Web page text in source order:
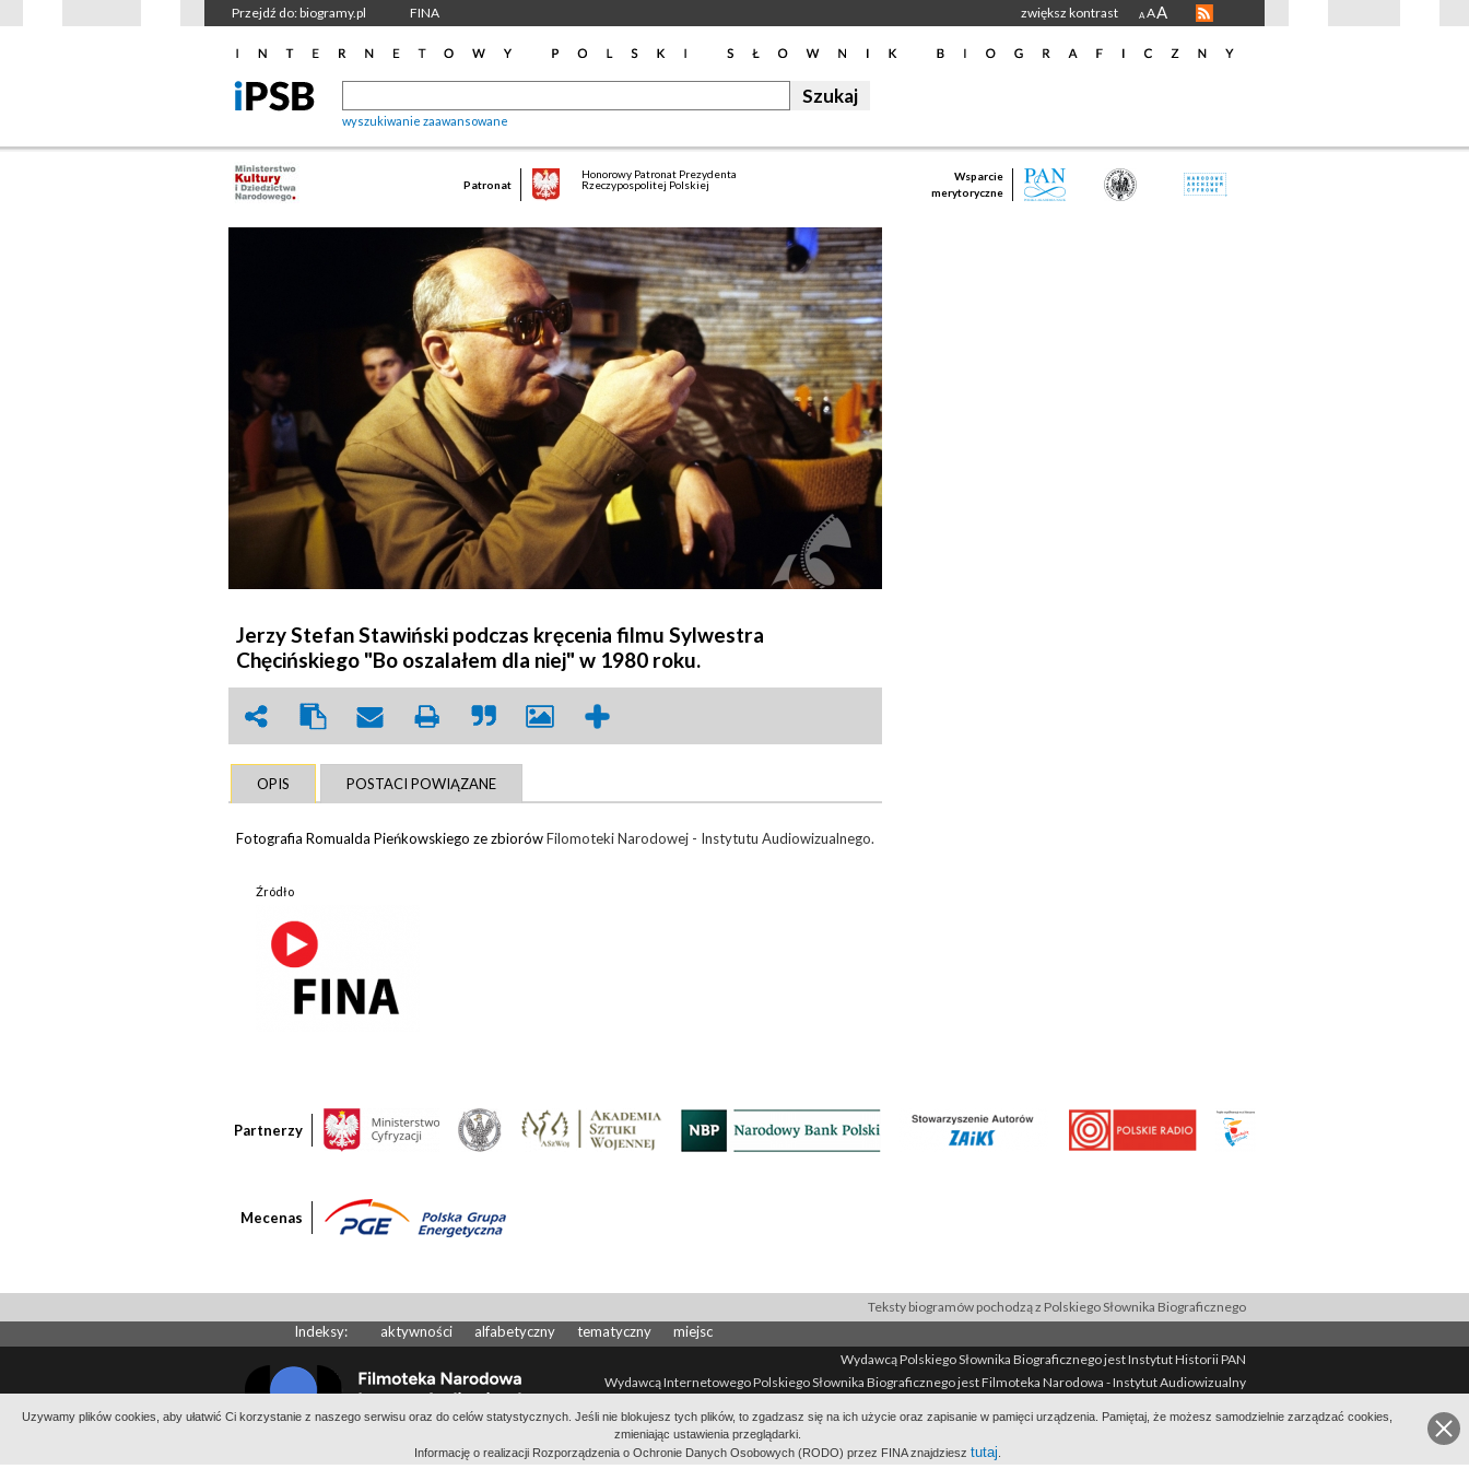
Przejdź do: biogramy.pl FINA zwiększ kontrast A AA
wyszukiwanie zaawansowane
Patronat
Honorowy Patronat Prezydenta
Rzeczypospolitej Polskiej
Wsparcie
merytoryczne
Jerzy Stefan Stawiński podczas kręcenia filmu Sylwestra
Chęcińskiego "Bo oszalałem dla niej" w 1980 roku.
OPIS POSTACI POWIĄZANE
Fotografia Romualda Pieńkowskiego ze zbiorówFilomoteki Narodowej - Instytutu Audiowizualnego.
Źródło
Partnerzy
Mecenas
Uzywamy plików cookies, aby ułatwić Ci korzystanie z naszego serwisu oraz do celów statystycznych. Jeśli nie blokujesz tych plików, to zgadzasz się na ich użycie oraz zapisanie w pamięci urządzenia. Pamiętaj, że możesz samodzielnie zarządzać cookies,
zmieniając ustawienia przeglądarki.
Informację o realizacji Rozporządzenia o Ochronie Danych Osobowych (RODO) przez FINA znajdziesz tutaj
Teksty biogramów pochodzą z Polskiego Słownika Biograficznego
Indeksy: aktywności alfabetyczny tematyczny miejsc
Wydawcą Polskiego Słownika Biograficznego jest Instytut Historii PAN
Wydawcą Internetowego Polskiego Słownika Biograficznego jest Filmoteka Narodowa - Instytut Audiowizualny
Polityka prywatności